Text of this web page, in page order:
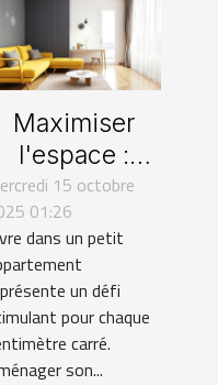
Maximiser
l'espace :
astuces pour
petits
15 octobre
01:26
dans un petit
un défi
pour chaque
carré.
son...